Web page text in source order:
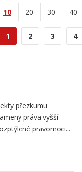
10 20 30 40
1 2 3 4
přezkumu
práva vyšší
pravomoci...